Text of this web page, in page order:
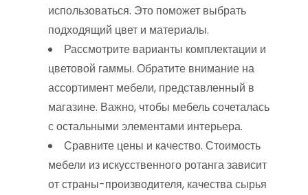
использоваться. Это поможет выбрать
подходящий цвет и материалы.
Рассмотрите варианты комплектации и
цветовой гаммы. Обратите внимание на
ассортимент мебели, представленный в
магазине. Важно, чтобы мебель сочеталась
с остальными элементами интерьера.
Сравните цены и качество. Стоимость
мебели из искусственного ротанга зависит
от страны-производителя, качества сырья